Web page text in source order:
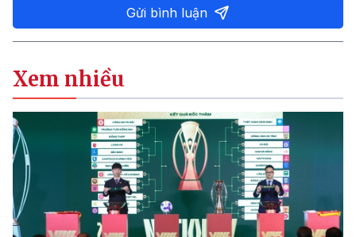
Gửi bình luận
Xem nhiều